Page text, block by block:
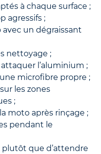
à chaque surface ;
agressifs ;
un dégraissant
nettoyage ;
l’aluminium ;
une microfibre propre ;
les zones
;
moto après rinçage ;
pendant le
que d’attendre